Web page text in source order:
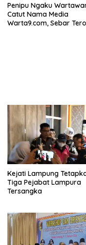
Penipu Ngaku
Catut Nama Media
Warta9.com, Sebar
Kejati Lampung
Tiga Pejabat Lampura
Tersangka